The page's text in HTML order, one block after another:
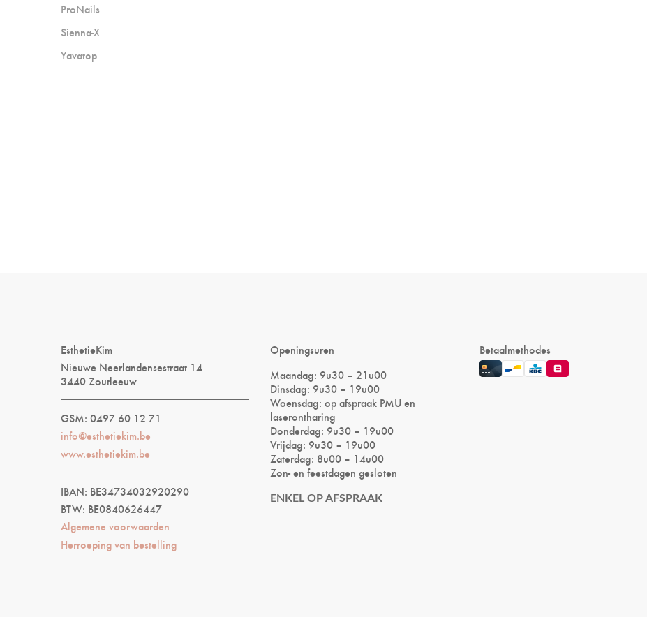
ProNails
Sienna-X
Yavatop
EsthetieKim
Nieuwe Neerlandensestraat 14
3440 Zoutleeuw
GSM: 0497 60 12 71
info@esthetiekim.be
www.esthetiekim.be
IBAN: BE34734032920290
BTW: BE0840626447
Algemene voorwaarden
Herroeping van bestelling
Openingsuren
Maandag: 9u30 – 21u00
Dinsdag: 9u30 – 19u00
Woensdag: op afspraak PMU en
laserontharing
Donderdag: 9u30 – 19u00
Vrijdag: 9u30 – 19u00
Zaterdag: 8u00 – 14u00
Zon- en feestdagen gesloten
ENKEL OP AFSPRAAK
Betaalmethodes